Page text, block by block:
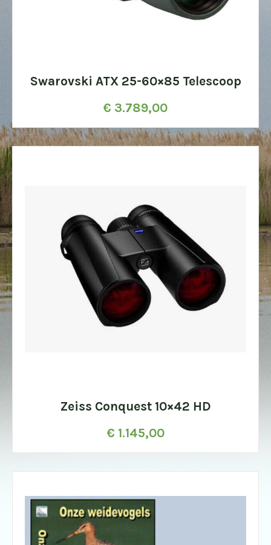
Swarovski ATX 25-60×85 Telescoop
€ 3.789,00
Zeiss Conquest 10×42 HD
€ 1.145,00